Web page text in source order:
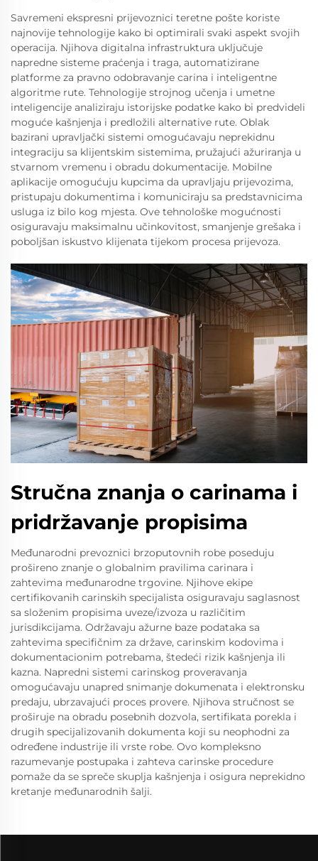
Savremeni ekspresni prijevoznici teretne pošte koriste
najnovije tehnologije kako bi optimirali svaki aspekt svojih
operacija. Njihova digitalna infrastruktura uključuje
napredne sisteme praćenja i traga, automatizirane
platforme za pravno odobravanje carina i inteligentne
algoritme rute. Tehnologije strojnog učenja i umetne
inteligencije analiziraju istorijske podatke kako bi predvideli
moguće kašnjenja i predložili alternative rute. Oblak
bazirani upravljački sistemi omogućavaju neprekidnu
integraciju sa klijentskim sistemima, pružajući ažuriranja u
stvarnom vremenu i obradu dokumentacije. Mobilne
aplikacije omogućuju kupcima da upravljaju prijevozima,
pristupaju dokumentima i komuniciraju sa predstavnicima
usluga iz bilo kog mjesta. Ove tehnološke mogućnosti
osiguravaju maksimalnu učinkovitost, smanjenje grešaka i
poboljšan iskustvo klijenata tijekom procesa prijevoza.
Stručna znanja o carinama i
pridržavanje propisima
Međunarodni prevoznici brzoputovnih robe poseduju
prošireno znanje o globalnim pravilima carinara i
zahtevima međunarodne trgovine. Njihove ekipe
certifikovanih carinskih specijalista osiguravaju saglasnost
sa složenim propisima uveze/izvoza u različitim
jurisdikcijama. Održavaju ažurne baze podataka sa
zahtevima specifičnim za države, carinskim kodovima i
dokumentacionim potrebama, štedeći rizik kašnjenja ili
kazna. Napredni sistemi carinskog proveravanja
omogućavaju unapred snimanje dokumenata i elektronsku
predaju, ubrzavajući proces provere. Njihova stručnost se
proširuje na obradu posebnih dozvola, sertifikata porekla i
drugih specijalizovanih dokumenta koji su neophodni za
određene industrije ili vrste robe. Ovo kompleksno
razumevanje postupaka i zahteva carinske procedure
pomaže da se spreče skuplja kašnjenja i osigura neprekidno
kretanje međunarodnih šalji.